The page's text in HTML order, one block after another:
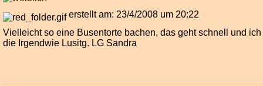
erstellt am: 23/4/2008 um 20:22
Vielleicht so eine Busentorte bachen, das geht schnell und
die Irgendwie Lusitg. LG Sandra